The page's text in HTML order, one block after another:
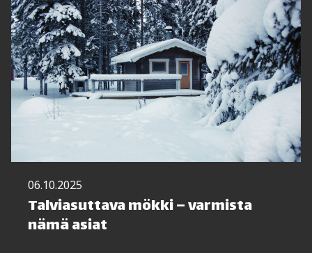
06.10.2025
Talviasuttava mökki – varmista
nämä asiat